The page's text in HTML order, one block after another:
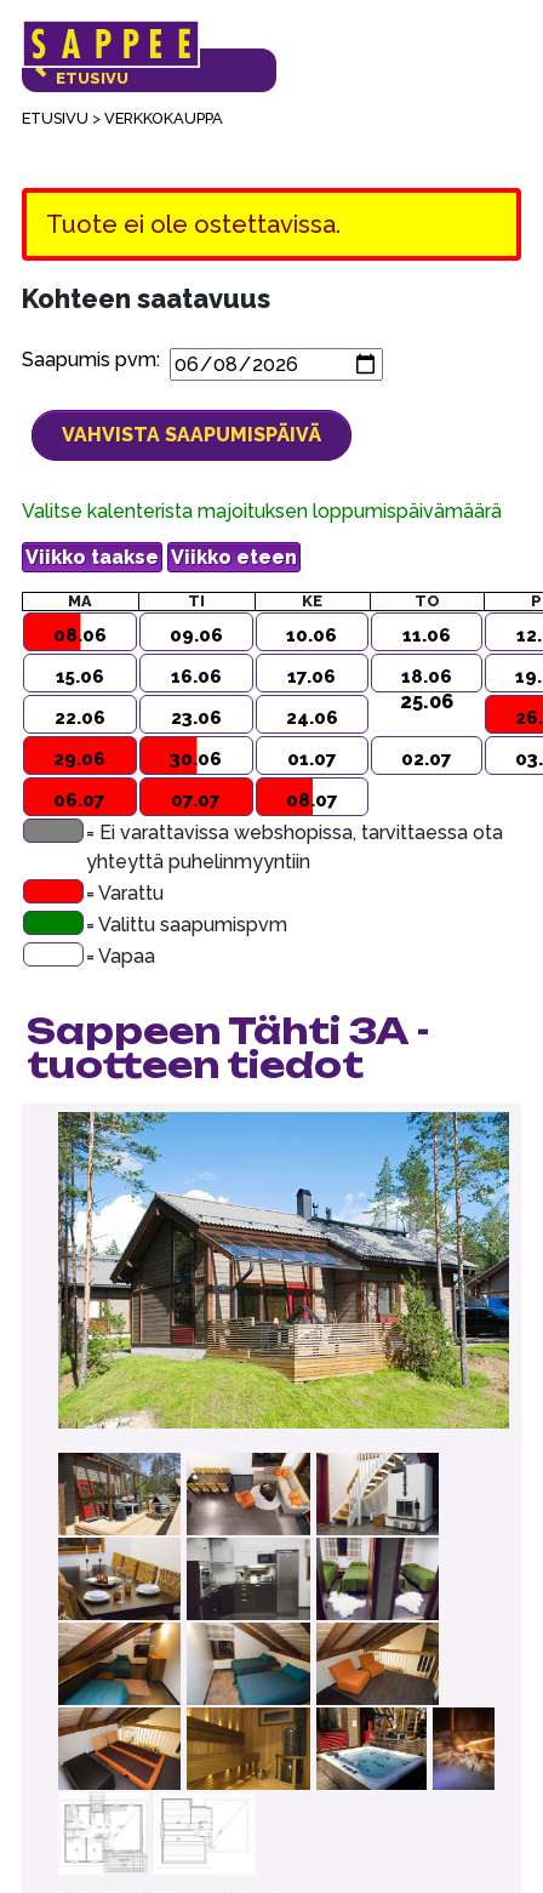
Päävalikko
ETUSIVU > VERKKOKAUPPA
VERKKOKAUPAN
ETUSIVU
Tuote ei ole ostettavissa.
Kohteen saatavuus
Saapumis pvm:
Valitse kalenterista majoituksen loppumispäivämäärä
MA TI KE TO
08.06 09.06 10.06 11.06
15.06
16.06 17.06 18.06
22.06
23.06 24.06
25.06
29.06
30.06 01.07 02.07
06.07
07.07 08.07
= Ei varattavissa webshopissa, tarvittaessa ota
yhteyttä puhelinmyyntiin
= Varattu
= Valittu saapumispvm
= Vapaa
Sappeen Tähti 3A -
tuotteen tiedot